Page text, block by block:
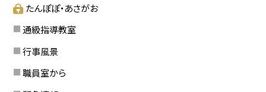
たんぽぽ・あさがお
通級指導教室
行事風景
職員室から